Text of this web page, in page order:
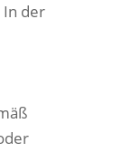
der